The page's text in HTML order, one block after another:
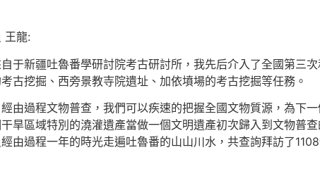
王龍:
于新疆吐魯番學研討院考古研討所，我先后介入了全國第三
古挖掘、西旁景教寺院遺址、加依墳場的考古挖掘等任務。
由過程文物普查，我們可以疾速的把握全國文物質源，為下
旱區域特別的澆灌遺產當做一個文明遺產初次歸入到文物普
由過程一年的時光走遍吐魯番的山山川水，共查詢拜訪了